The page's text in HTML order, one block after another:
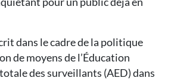
dans le cadre de la politique
de moyens de l’Éducation
des surveillants (AED) dans